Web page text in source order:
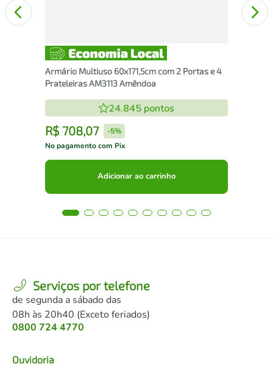
Armário Multiuso 60x171,5cm com 2 Portas e 4
Prateleiras AM3113 Amêndoa
24.845 pontos
R$ 708,07 -5%
No pagamento com Pix
Adicionar ao carrinho
Serviços por telefone
de segunda a sábado das
08h às 20h40 (Exceto feriados)
0800 724 4770
Ouvidoria